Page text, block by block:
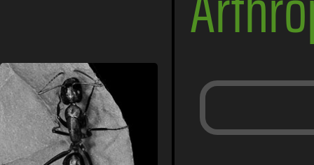
Ameisen